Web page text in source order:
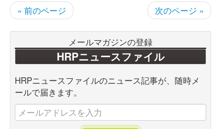
« 前のページ 次のページ »
メールマガジンの登録
HRPニュースファイル
HRPニュースファイルのニュース記事が、随時メ
ールで届きます。